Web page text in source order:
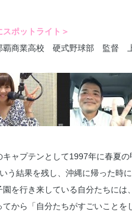
スポットライト＞
覇商業高校 硬式野球部 監督 上
ャプテンとして1997年に春夏の
う結果を残し、沖縄に帰った時
園を行き来している自分たちには
から「自分たちがすごいことを